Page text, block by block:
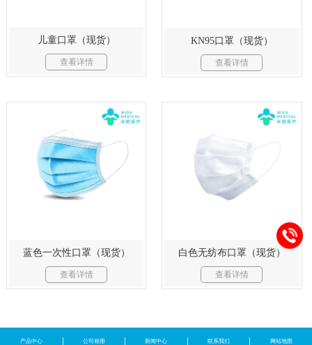
儿童口罩（现货）
查看详情
KN95口罩（现货）
查看详情
蓝色一次性口罩（现货）
查看详情
白色无纺布口罩（现货）
查看详情
产品中心 公司相册 新闻中心 联系我们 网站地图